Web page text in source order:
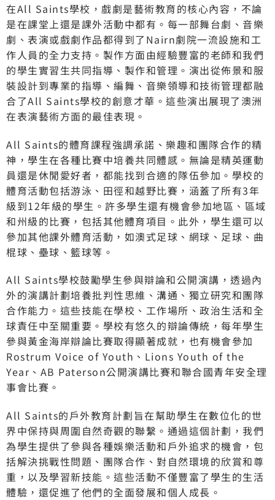
在All Saints學校，戲劇是藝術教育的核心內容，不論
是在課堂上還是課外活動中都有。每一部舞台劇、音樂
劇、表演或戲劇作品都得到了Nairn劇院一流設施和工
作人員的全力支持。製作方面由經驗豐富的老師和我們
的學生實習生共同指導、製作和管理。演出從佈景和服
裝設計到專業的指導、編舞、音樂領導和技術管理都融
合了All Saints學校的創意才華。這些演出展現了澳洲
在表演藝術方面的最佳表現。
All Saints的體育課程強調承諾、樂趣和團隊合作的精
神，學生在各種比賽中培養共同體感。無論是精英運動
員還是休閒愛好者，都能找到合適的隊伍參加。學校的
體育活動包括游泳、田徑和越野比賽，涵蓋了所有3年
級到12年級的學生。許多學生還有機會參加地區、區域
和州級的比賽，包括其他體育項目。此外，學生還可以
參加其他課外體育活動，如澳式足球、網球、足球、曲
棍球、壘球、籃球等。
All Saints學校鼓勵學生參與辯論和公開演講，透過內
外的演講計劃培養批判性思維、溝通、獨立研究和團隊
合作能力。這些技能在學校、工作場所、政治生活和全
球責任中至關重要。學校有悠久的辯論傳統，每年學生
參與黃金海岸辯論比賽取得顯著成就，也有機會參加
Rostrum Voice of Youth、Lions Youth of the
Year、AB Paterson公開演講比賽和聯合國青年安全理
事會比賽。
All Saints的戶外教育計劃旨在幫助學生在數位化的世
界中保持與周圍自然奇觀的聯繫。通過這個計劃，我們
為學生提供了參與各種娛樂活動和戶外追求的機會，包
括解決挑戰性問題、團隊合作、對自然環境的欣賞和尊
重，以及學習新技能。這些活動不僅豐富了學生的生活
體驗，還促進了他們的全面發展和個人成長。